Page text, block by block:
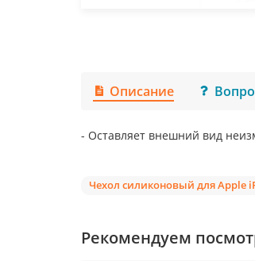
Описание
- Оставляет внешний вид
Чехол силиконовый для Apple
Рекомендуем